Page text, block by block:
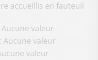
accueillis en fauteuil
valeur
valeur
valeur